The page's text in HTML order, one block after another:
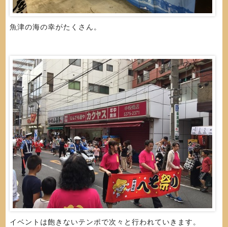
魚津の海の幸がたくさん。
イベントは飽きないテンポで次々と行われていきます。